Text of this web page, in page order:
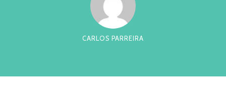
CARLOS PARREIRA